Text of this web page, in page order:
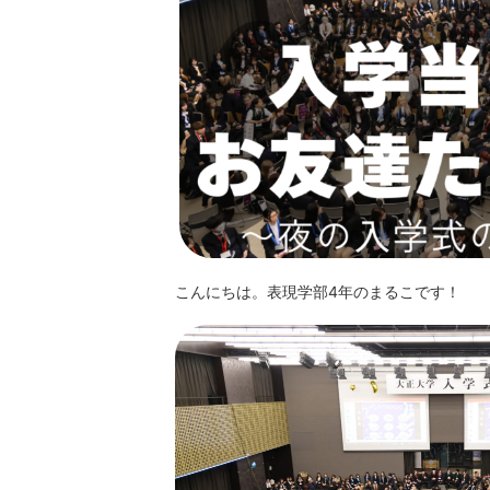
情報文化デザインコース
メディア表現学科
放送・映像メディアコース
アート&エンターテインメントワー
こんにちは。表現学部4年のまるこです！